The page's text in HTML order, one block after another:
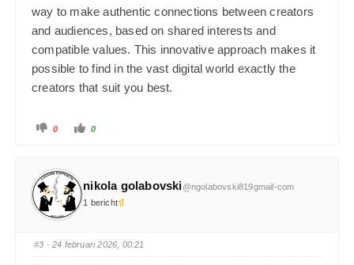
way to make authentic connections between creators
and audiences, based on shared interests and
compatible values. This innovative approach makes it
possible to find in the vast digital world exactly the
creators that suit you best.
0 0
nikola golabovski@ngolabovski819gmail-com
1 bericht
#3 · 24 februari 2026, 00:21